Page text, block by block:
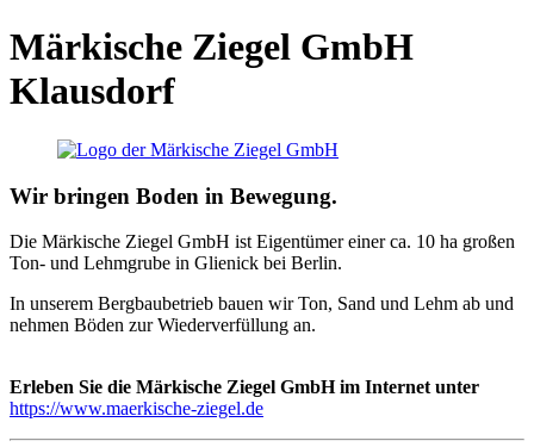
Märkische Ziegel GmbH
Klausdorf
Wir bringen Boden in Bewegung.
Die Märkische Ziegel GmbH ist Eigentümer einer ca. 10 ha großen
Ton- und Lehmgrube in Glienick bei Berlin.
In unserem Bergbaubetrieb bauen wir Ton, Sand und Lehm ab und
nehmen Böden zur Wiederverfüllung an.
Erleben Sie die Märkische Ziegel GmbH im Internet unter
https://www.maerkische-ziegel.de